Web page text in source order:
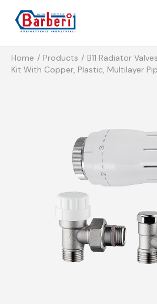
Home Products B11 Radiator Valves
Kit With Copper, Plastic, Multilayer